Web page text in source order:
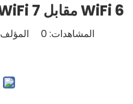
WiFi 6 مقابل WiFi 7: ما هي الترقية الحقيقية لشبكتك المنزلية؟
المشاهدات:0 المؤلف: